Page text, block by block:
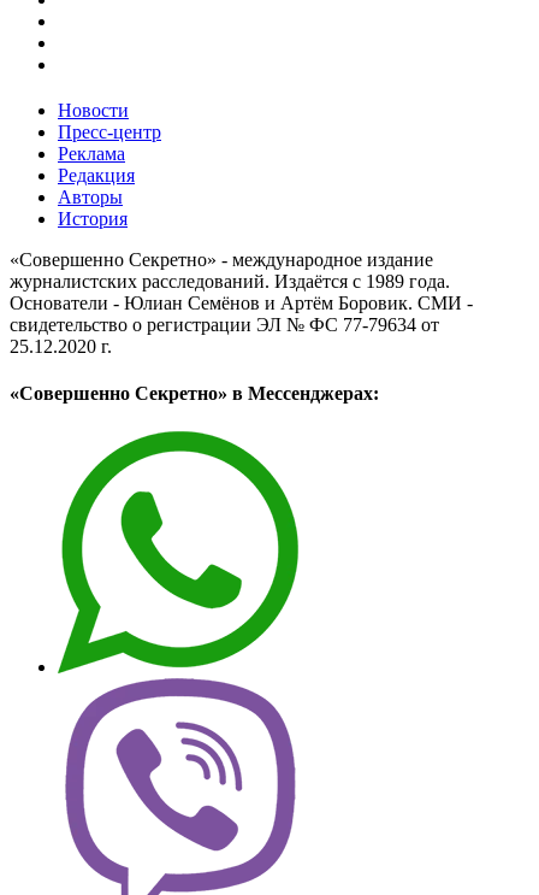
Новости
Пресс-центр
Реклама
Редакция
Авторы
История
«Совершенно Секретно» - международное издание
журналистских расследований. Издаётся с 1989 года.
Основатели - Юлиан Семёнов и Артём Боровик. CМИ -
свидетельство о регистрации ЭЛ № ФС 77-79634 от
25.12.2020 г.
«Совершенно Секретно» в Мессенджерах: